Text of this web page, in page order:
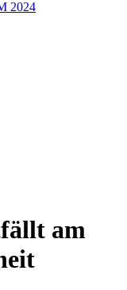
2024
am